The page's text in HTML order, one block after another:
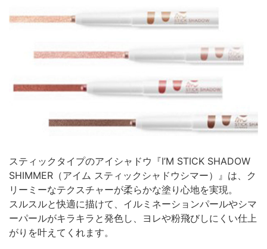
スティックタイプのアイシャドウ『I’M STICK SHADOW
SHIMMER（アイム スティックシャドウシマー）』は、ク
リーミーなテクスチャーが柔らかな塗り心地を実現。
スルスルと快適に描けて、イルミネーションパールやシマ
ーパールがキラキラと発色し、ヨレや粉飛びしにくい仕上
がりを叶えてくれます。